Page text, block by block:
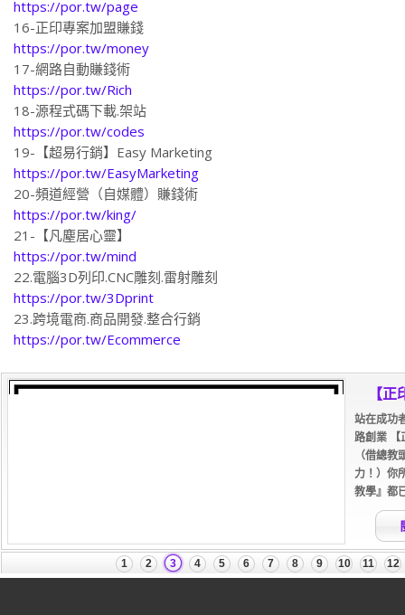
https://por.tw/page
16-正印專案加盟賺錢
https://por.tw/money
17-網路自動賺錢術
https://por.tw/Rich
18-源程式碼下載.架站
https://por.tw/codes
19-【超易行銷】Easy Marketing
https://por.tw/EasyMarketing
20-頻道經營（自媒體）賺錢術
https://por.tw/king/
21-【凡塵居心靈】
https://por.tw/mind
22.電腦3D列印.CNC雕刻.雷射雕刻
https://por.tw/3Dprint
23.跨境電商.商品開發.整合行銷
https://por.tw/Ecommerce